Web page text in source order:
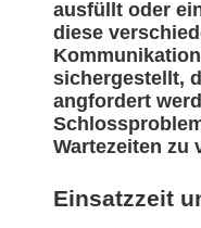
ausfüllt oder
diese
sichergestellt,
angfordert
Wartezeiten zu
Einsatzzeit